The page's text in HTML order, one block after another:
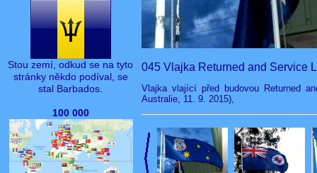
Stou zemí, odkud se na tyto
stránky někdo podíval, se
stal Barbados.
100 000
045 Vlajka Returned and Service
Vlajka vlající před budovou Returned
Australie, 11. 9. 2015),